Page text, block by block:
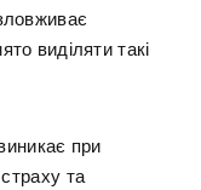
виділяти такі
при
та